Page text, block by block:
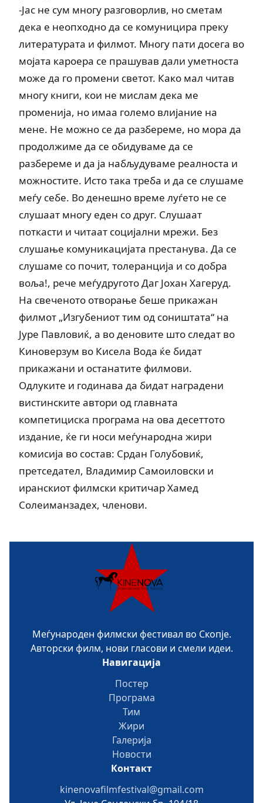
-Јас не сум многу разговорлив, но сметам
дека е неопходно да се комуницира преку
литературата и филмот. Многу пати досега во
мојата кароера се прашував дали уметноста
може да го промени светот. Како мал читав
многу книги, кои не мислам дека ме
променија, но имаа големо влијание на
мене. Не можно се да разбереме, но мора да
продолжиме да се обидуваме да се
разбереме и да ја набљудуваме реалноста и
можностите. Исто така треба и да се слушаме
меѓу себе. Во денешно време луѓето не се
слушаат многу еден со друг. Слушаат
поткасти и читаат социјални мрежи. Без
слушање комуникацијата престанува. Да се
слушаме со почит, толеранција и со добра
воља!, рече меѓудругото Даг Јохан Хагеруд.
На свеченото отворање беше прикажан
филмот „Изгубениот тим од соништата“ на
Јуре Павловиќ, а во деновите што следат во
Киноверзум во Кисела Вода ќе бидат
прикажани и останатите филмови.
Одлуките и годинава да бидат наградени
вистинските автори од главната
компетициска програма на ова десеттото
издание, ќе ги носи меѓународна жири
комисија во состав: Срдан Голубовиќ,
претседател, Владимир Самоиловски и
иранскиот филмски критичар Хамед
Солеиманзадех, членови.
Меѓународен филмски фестивал во Скопје.
Авторски филм, нови гласови и смели идеи.
Навигација
Постер
Програма
Тим
Жири
Галерија
Новости
Контакт
kinenovafilmfestival@gmail.com